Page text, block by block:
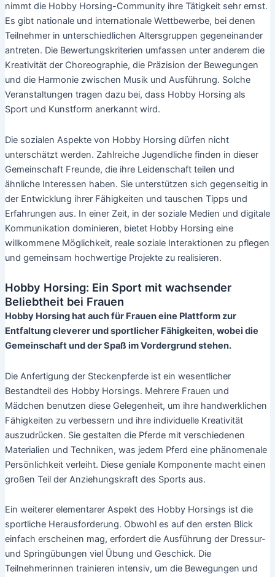
nimmt die Hobby Horsing-Community ihre Tätigkeit sehr ernst.
Es gibt nationale und internationale Wettbewerbe, bei denen
Teilnehmer in unterschiedlichen Altersgruppen gegeneinander
antreten. Die Bewertungskriterien umfassen unter anderem die
Kreativität der Choreographie, die Präzision der Bewegungen
und die Harmonie zwischen Musik und Ausführung. Solche
Veranstaltungen tragen dazu bei, dass Hobby Horsing als
Sport und Kunstform anerkannt wird.
Die sozialen Aspekte von Hobby Horsing dürfen nicht
unterschätzt werden. Zahlreiche Jugendliche finden in dieser
Gemeinschaft Freunde, die ihre Leidenschaft teilen und
ähnliche Interessen haben. Sie unterstützen sich gegenseitig in
der Entwicklung ihrer Fähigkeiten und tauschen Tipps und
Erfahrungen aus. In einer Zeit, in der soziale Medien und digitale
Kommunikation dominieren, bietet Hobby Horsing eine
willkommene Möglichkeit, reale soziale Interaktionen zu pflegen
und gemeinsam hochwertige Projekte zu realisieren.
Hobby Horsing: Ein Sport mit wachsender
Beliebtheit bei Frauen
Hobby Horsing hat auch für Frauen eine Plattform zur
Entfaltung cleverer und sportlicher Fähigkeiten, wobei die
Gemeinschaft und der Spaß im Vordergrund stehen.
Die Anfertigung der Steckenpferde ist ein wesentlicher
Bestandteil des Hobby Horsings. Mehrere Frauen und
Mädchen benutzen diese Gelegenheit, um ihre handwerklichen
Fähigkeiten zu verbessern und ihre individuelle Kreativität
auszudrücken. Sie gestalten die Pferde mit verschiedenen
Materialien und Techniken, was jedem Pferd eine phänomenale
Persönlichkeit verleiht. Diese geniale Komponente macht einen
großen Teil der Anziehungskraft des Sports aus.
Ein weiterer elementarer Aspekt des Hobby Horsings ist die
sportliche Herausforderung. Obwohl es auf den ersten Blick
einfach erscheinen mag, erfordert die Ausführung der Dressur-
und Springübungen viel Übung und Geschick. Die
Teilnehmerinnen trainieren intensiv, um die Bewegungen und